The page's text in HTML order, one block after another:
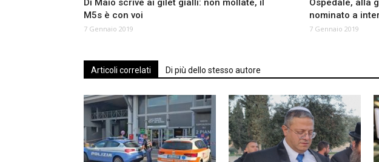
Di Maio scrive ai gilet gialli: non mollate, il
M5s è con voi
7 Gennaio 2019
Ospedale, alla
nominato a
7 Gennaio 2019
Articoli correlati Di più dello stesso autore